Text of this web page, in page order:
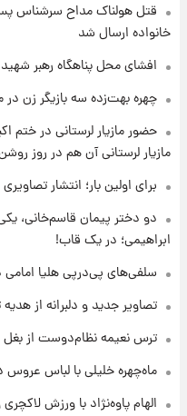
۱۴ ساعت پیش
۱۵ ساعت پیش
مرداد ۱۴۰۵ +جدول
۱۵ ساعت پیش
با
شوید+
۱۶ ساعت پیش
+جدول
۱۶ ساعت پیش
قیمت
قتل هولناک مداح سرشناس
خانواده ارسال شد
افشای محل پناهگاه‌ رهبر
چهره بهت‌زده سه بازیگر زن در
حضور مازیار لرستانی در ختم
مازیار لرستانی آن هم در روز
برای اولین بار؛ انتشار
دو دختر پیمان قاسم‌خانی، یکی
ابراهیمی؛ در یک قاب!
سلفی‌های پی‌درپی هلیا
تصاویر جدید و دلبرانه از
ترس نعیمه نظام‌دوست از بغل
ماه‌چهره خلیلی با لباس عروس
الهام پاوه‌نژاد با ورزش